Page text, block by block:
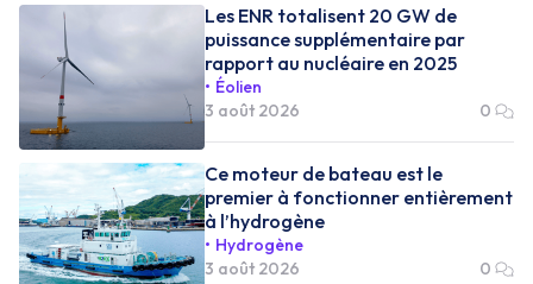
Les ENR totalisent 20 GW de
puissance supplémentaire par
rapport au nucléaire en 2025
Éolien
3 août 2026
0
Ce moteur de bateau est le
premier à fonctionner entièrement
à l’hydrogène
Hydrogène
3 août 2026
0